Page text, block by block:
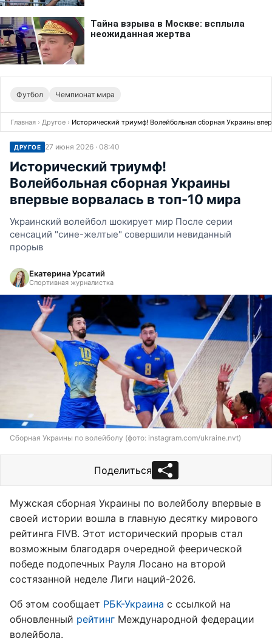
Футбол Чемпионат мира
Главная › Другое › Исторический триумф! Волейбольная сборная Украины
ДРУГОЕ 27 июня 2026 · 08:40
Исторический триумф!
Волейбольная сборная Украины
впервые ворвалась в топ-10 мира
Украинский волейбол шокирует мир После серии
сенсаций "сине-желтые" совершили невиданный
прорыв
Екатерина Урсатий
Спортивная журналистка
Сборная Украины по волейболу (фото: instagram.com/ukraine.nvt)
Поделиться
Мужская сборная Украины по волейболу впервые в
своей истории вошла в главную десятку мирового
рейтинга FIVB. Этот исторический прорыв стал
возможным благодаря очередной феерической
победе подопечных Рауля Лосано на второй
состязанной неделе Лиги наций-2026.
Об этом сообщает РБК-Украина с ссылкой на
обновленный рейтинг Международной федерации
волейбола.